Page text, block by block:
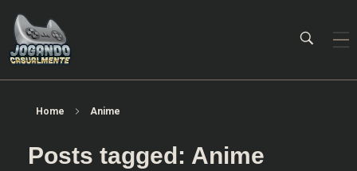
Home Anime
Posts tagged: Anime